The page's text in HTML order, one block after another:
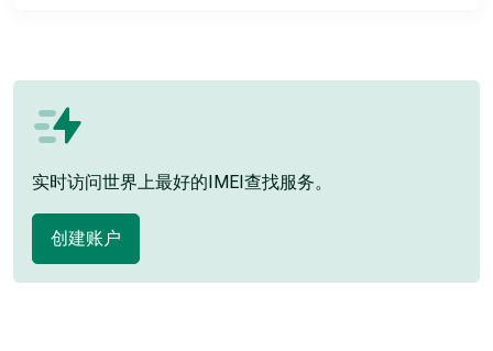
实时访问世界上最好的IMEI查找服务。
创建账户